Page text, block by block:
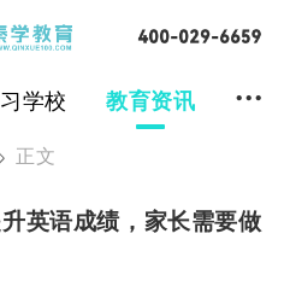
学校 教育资讯 ...
正文
英语成绩，家长需要做